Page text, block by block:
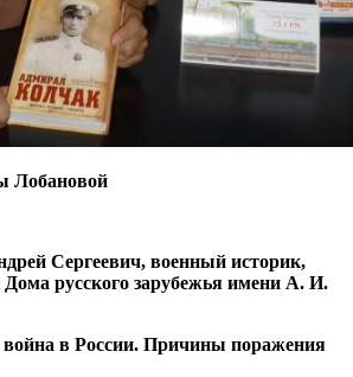
Лобановой
Сергеевич, военный историк,
русского зарубежья имени А. И.
в России. Причины поражения